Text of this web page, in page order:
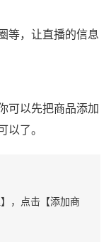
，让直播的信息
以先把商品添加
了。
，点击【添加商